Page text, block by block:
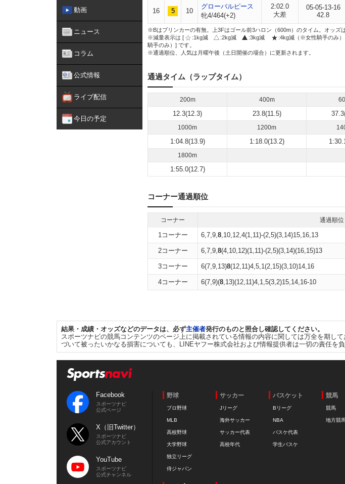
動画
ニュース
コラム
公式情報
ライブ配信
今日の予定
16 5 10
グローバルピース
牝4/464(+2)
2:02.0
大差
05-05-13-16
42.8
※Bはブリンカーの有無。上3Fはゴール前3ハロン（600m）のタイム。オッズ
※減量表示は [
:1kg減 :2kg減 :3kg減 :4kg減（※女性騎手のみ
騎手のみ）] です。
※通過順位、人気は月曜午後（土日開催の場合）に更新されます。
通過タイム（ラップタイム）
200m 400m
12.3(12.3) 23.8(11.5)
1000m 1200m
1:04.8(13.9) 1:18.0(13.2)
1800m
1:55.0(12.7)
コーナー通過順位
コーナー 通過順位
1コーナー 6,7,9,8,10,12,4(1,11)-(2,5)(3,14)15,16,13
2コーナー 6,7,9,8(4,10,12)(1,11)-(2,5)(3,14)(16,15)13
3コーナー 6(7,9,13)8(12,11)4,5,1(2,15)(3,10)14,16
4コーナー 6(7,9)(8,13)(12,11)4,1,5(3,2)15,14,16-10
結果・成績・オッズなどのデータは、必ず主催者発行のものと照合し確認してください。
スポーツナビの競馬コンテンツのページ上に掲載されている情報の内容に関しては万全を期
づいて被ったいかなる損害についても、LINEヤフー株式会社および情報提供者は一切の責任を負
Facebook
スポーツナビ
公式ページ
X（旧Twitter）
スポーツナビ
公式アカウント
YouTube
スポーツナビ
公式チャンネル
野球
プロ野球
MLB
高校野球
大学野球
独立リーグ
侍ジャパン
サッカー
Jリーグ
海外サッカー
サッカー代表
高校年代
バスケット
Bリーグ
NBA
バスケ代表
学生バスケ
競馬
競馬
地方競